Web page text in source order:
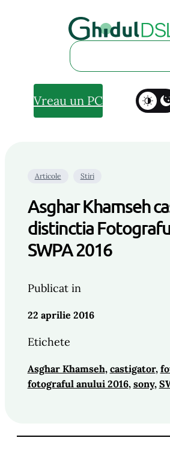
Vreau un PC
Articole Stiri
Asghar Khamseh
distinctia
SWPA 2016
Publicat in
22 aprilie 2016
Etichete
Asghar Khamseh, castigator,
fotograful anului 2016, sony,